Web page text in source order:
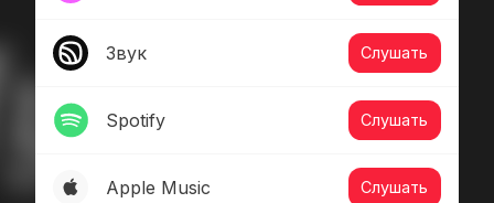
Звук Слушать
Spotify Слушать
Apple Music Слушать